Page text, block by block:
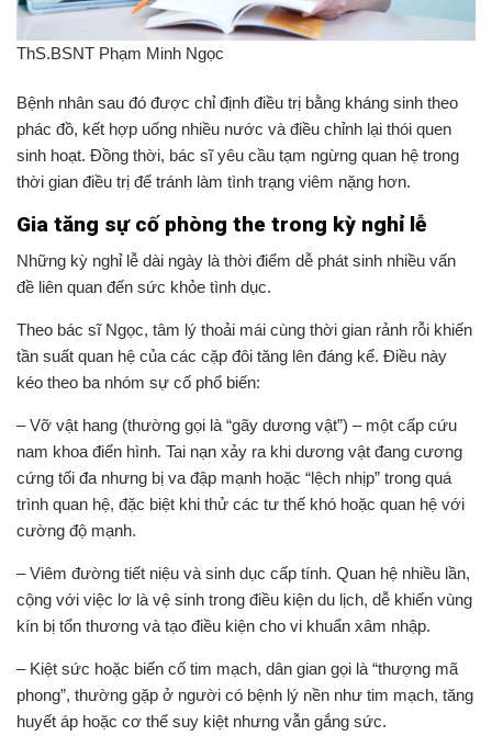
ThS.BSNT Phạm Minh Ngọc
Bệnh nhân sau đó được chỉ định điều trị bằng kháng sinh theo
phác đồ, kết hợp uống nhiều nước và điều chỉnh lại thói quen
sinh hoạt. Đồng thời, bác sĩ yêu cầu tạm ngừng quan hệ trong
thời gian điều trị để tránh làm tình trạng viêm nặng hơn.
Gia tăng sự cố phòng the trong kỳ nghỉ lễ
Những kỳ nghỉ lễ dài ngày là thời điểm dễ phát sinh nhiều vấn
đề liên quan đến sức khỏe tình dục.
Theo bác sĩ Ngọc, tâm lý thoải mái cùng thời gian rảnh rỗi khiến
tần suất quan hệ của các cặp đôi tăng lên đáng kể. Điều này
kéo theo ba nhóm sự cố phổ biến:
– Vỡ vật hang (thường gọi là “gãy dương vật”) – một cấp cứu
nam khoa điển hình. Tai nạn xảy ra khi dương vật đang cương
cứng tối đa nhưng bị va đập mạnh hoặc “lệch nhịp” trong quá
trình quan hệ, đặc biệt khi thử các tư thế khó hoặc quan hệ với
cường độ mạnh.
– Viêm đường tiết niệu và sinh dục cấp tính. Quan hệ nhiều lần,
cộng với việc lơ là vệ sinh trong điều kiện du lịch, dễ khiến vùng
kín bị tổn thương và tạo điều kiện cho vi khuẩn xâm nhập.
– Kiệt sức hoặc biến cố tim mạch, dân gian gọi là “thượng mã
phong”, thường gặp ở người có bệnh lý nền như tim mạch, tăng
huyết áp hoặc cơ thể suy kiệt nhưng vẫn gắng sức.